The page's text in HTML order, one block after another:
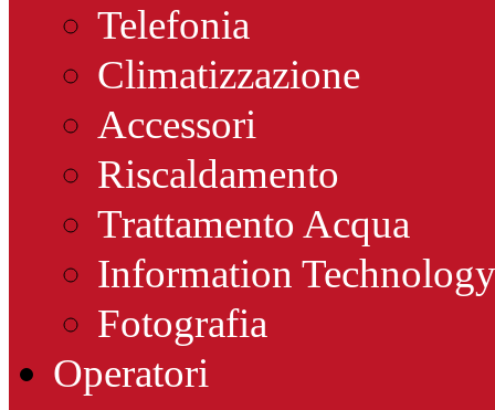
Telefonia
Climatizzazione
Accessori
Riscaldamento
Trattamento Acqua
Information Technology
Fotografia
Operatori